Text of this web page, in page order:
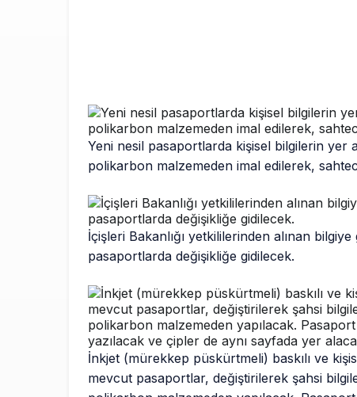
Yeni nesil pasaportlarda kişisel bilgilerin yer
polikarbon malzemeden imal edilerek,
İçişleri Bakanlığı yetkililerinden alınan
pasaportlarda değişikliğe gidilecek.
İnkjet (mürekkep püskürtmeli) baskılı ve
mevcut pasaportlar, değiştirilerek şahsi